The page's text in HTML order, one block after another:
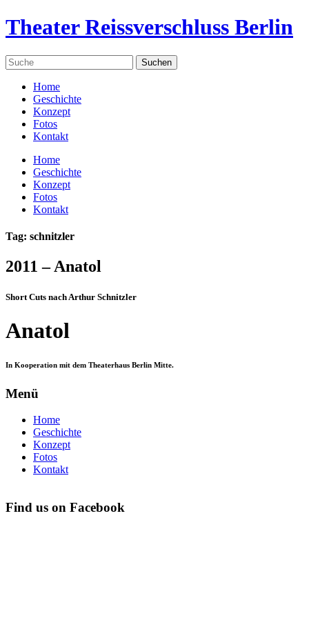
Theater Reissverschluss Berlin
Home
Geschichte
Konzept
Fotos
Kontakt
Home
Geschichte
Konzept
Fotos
Kontakt
Tag: schnitzler
2011 – Anatol
Short Cuts nach Arthur Schnitzler
Anatol
In Kooperation mit dem Theaterhaus Berlin Mitte.
Menü
Home
Geschichte
Konzept
Fotos
Kontakt
Find us on Facebook